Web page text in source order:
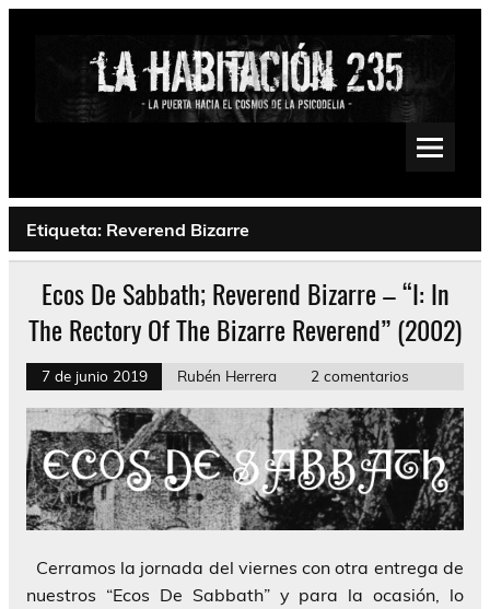
Saltar
Psychedelic, Stoner, Doom, Sludge, Fuzz, Space, Drone
Etiqueta: Reverend Bizarre
Ecos De Sabbath; Reverend Bizarre – “I: In
The Rectory Of The Bizarre Reverend” (2002)
7 de junio 2019 Rubén Herrera 2 comentarios
Cerramos la jornada del viernes con otra entrega de
nuestros “Ecos De Sabbath” y para la ocasión, lo